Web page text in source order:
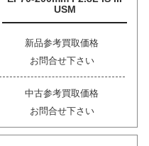
USM
新品参考買取価格
お問合せ下さい
中古参考買取価格
お問合せ下さい